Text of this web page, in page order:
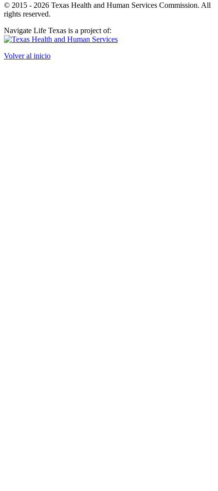
© 2015 - 2026 Texas Health and Human Services Commission. All
rights reserved.
Navigate Life Texas is a project of:
Volver al inicio